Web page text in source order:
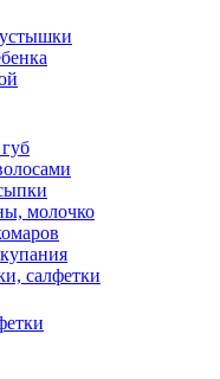
молочко
салфетки